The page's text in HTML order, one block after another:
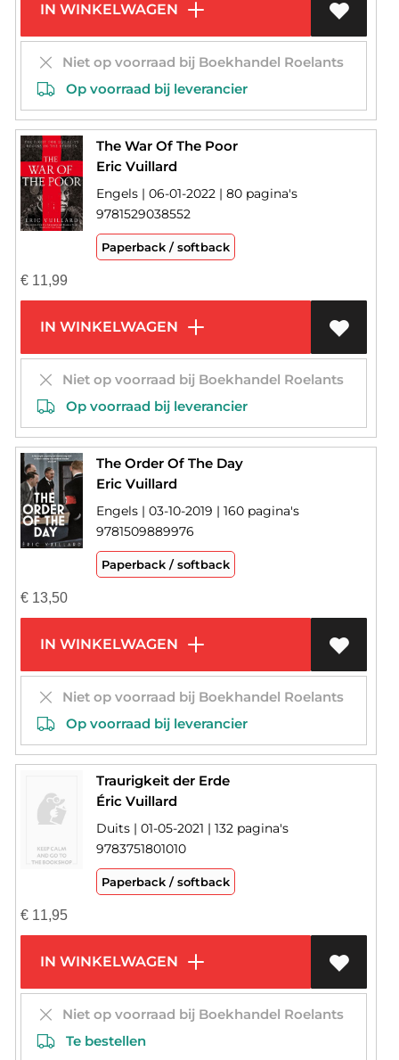
IN WINKELWAGEN
Niet op voorraad bij Boekhandel Roelants
Op voorraad bij leverancier
The War Of The Poor
Eric Vuillard
Engels | 06-01-2022 | 80 pagina's
9781529038552
Paperback / softback
€11,99
IN WINKELWAGEN
Niet op voorraad bij Boekhandel Roelants
Op voorraad bij leverancier
The Order Of The Day
Eric Vuillard
Engels | 03-10-2019 | 160 pagina's
9781509889976
Paperback / softback
€13,50
IN WINKELWAGEN
Niet op voorraad bij Boekhandel Roelants
Op voorraad bij leverancier
Traurigkeit der Erde
Éric Vuillard
Duits | 01-05-2021 | 132 pagina's
9783751801010
Paperback / softback
€11,95
IN WINKELWAGEN
Niet op voorraad bij Boekhandel Roelants
Te bestellen